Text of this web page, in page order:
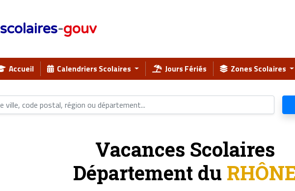
scolaires-gouv
Accueil Calendriers Scolaires Jours Fériés Zones Scolaires
Vacances Scolaires
Département du